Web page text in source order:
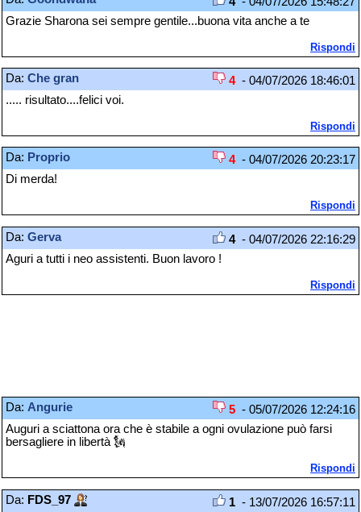
Grazie Sharona sei sempre gentile...buona vita anche a te
Rispondi
Da: Che gran 4- 04/07/2026 18:46:01
..... risultato....felici voi.
Rispondi
Da: Proprio 4- 04/07/2026 20:23:17
Di merda!
Rispondi
Da: Gerva 4- 04/07/2026 22:16:29
Aguri a tutti i neo assistenti. Buon lavoro !
Rispondi
Da: Angurie 5 - 05/07/2026 12:24:16
Auguri a sciattona ora che è stabile a ogni ovulazione può farsi
bersagliere in libertà 🗽
Rispondi
Da: FDS_97 1 - 13/07/2026 16:57:11